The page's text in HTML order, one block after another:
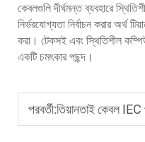
কেবলগুলি দীর্ঘমন্ত ব্যবহারে
নির্ভরযোগ্যতা নির্বাচন করার অর্থ
করা। টেকসই এবং স্থিতিশীল
একটি চমৎকার পছন্দ।
পরবর্তী:তিয়ানতাই কেবল IEC পাওয়ার